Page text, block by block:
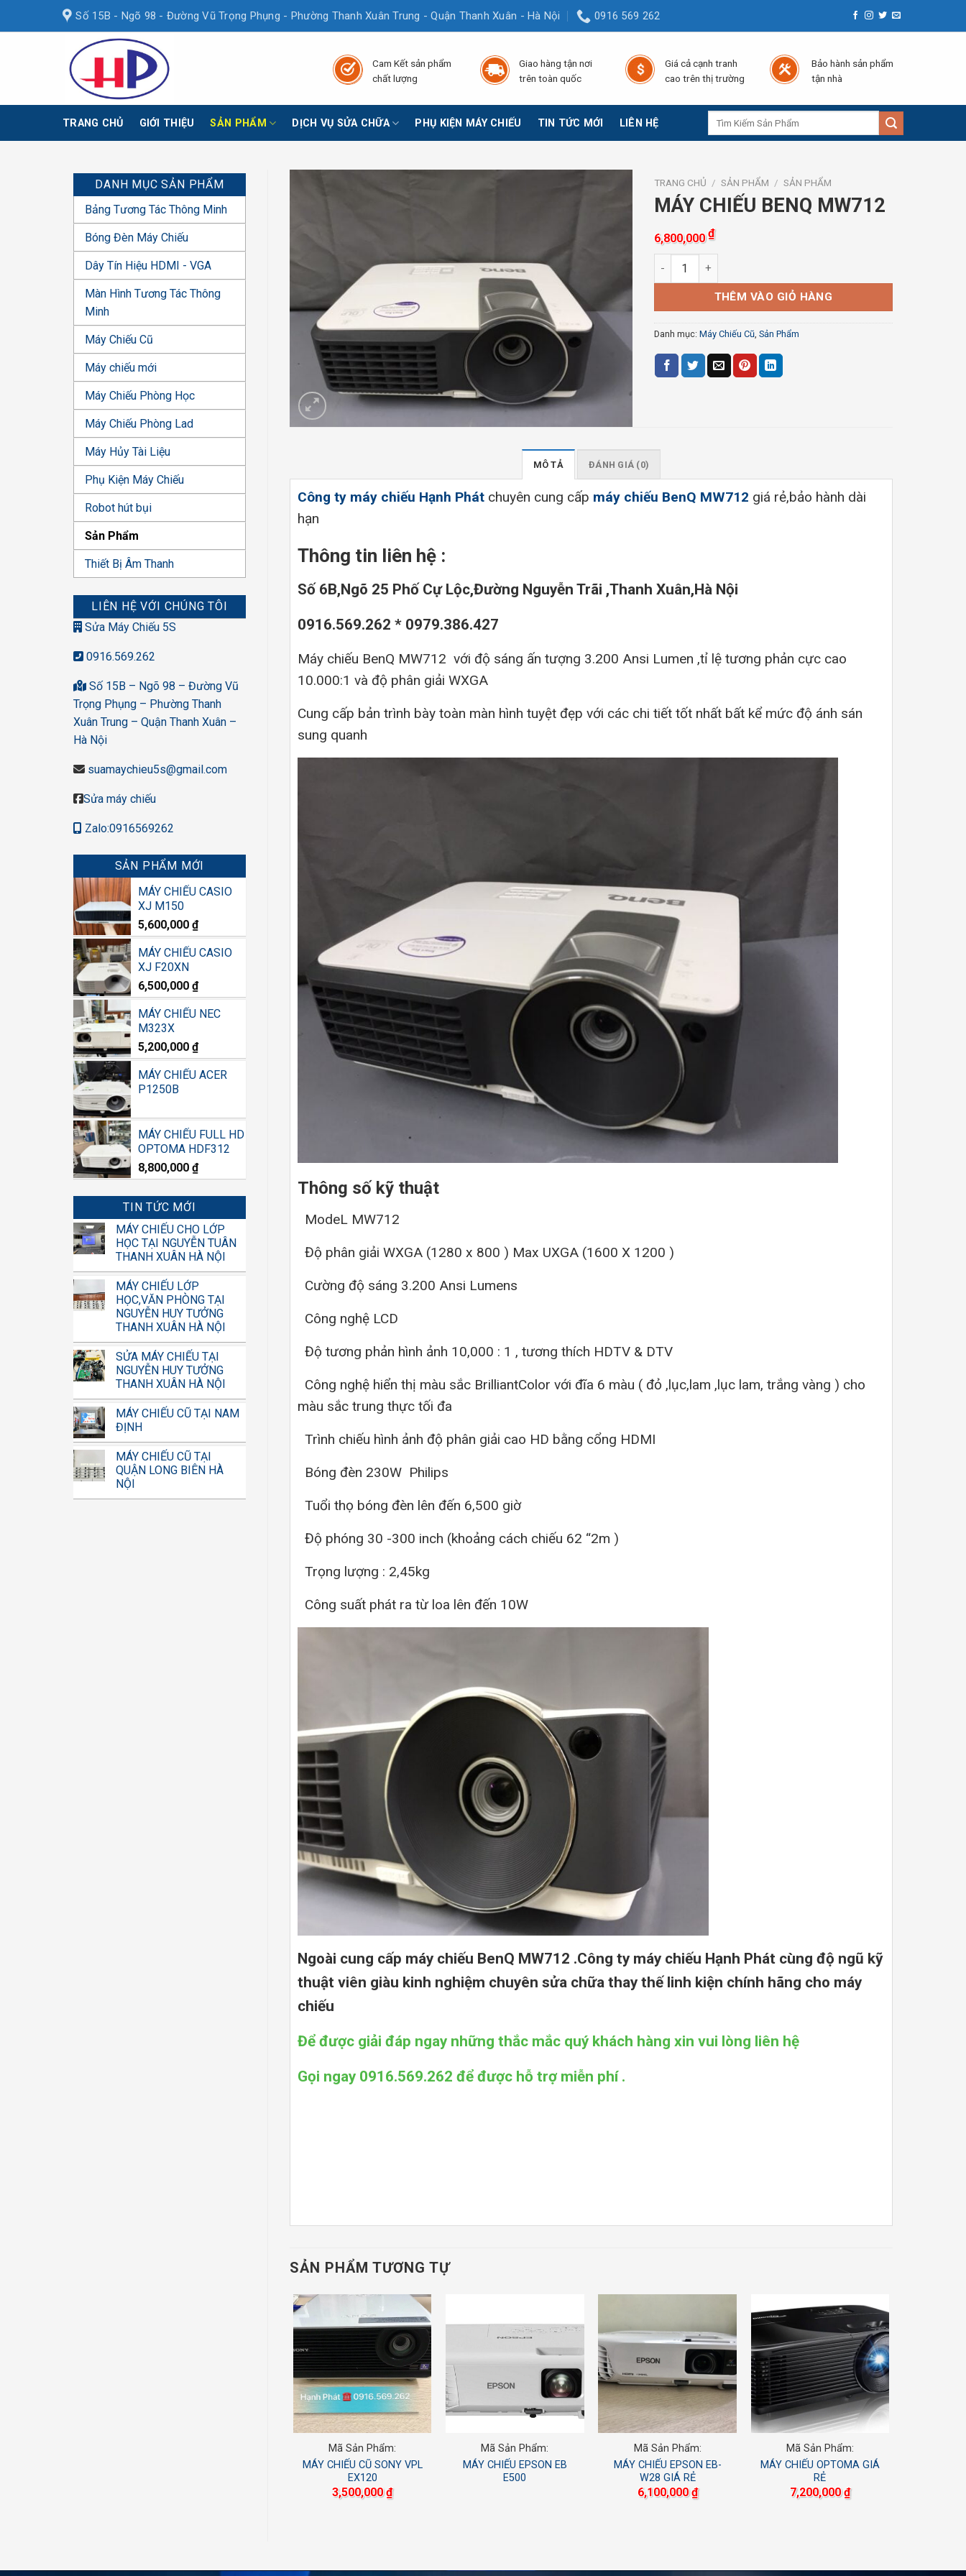
Số 15B - Ngõ 98 - Đường Vũ Trọng Phụng - Phường Thanh Xuân Trung - Quận Thanh Xuân - Hà Nội 0916 569 262
Cam Kết sản phẩm
chất lượng
Giao hàng tận nơi
trên toàn quốc
Giá cả cạnh tranh
cao trên thị trường
Bảo hành sản phẩm
tận nhà
TRANG CHỦ GIỚI THIỆU SẢN PHẨM DỊCH VỤ SỬA CHỮA PHỤ KIỆN MÁY CHIẾU TIN TỨC MỚI LIÊN HỆ
DANH MỤC SẢN PHẨM
Bảng Tương Tác Thông Minh
Bóng Đèn Máy Chiếu
Dây Tín Hiệu HDMI - VGA
Màn Hình Tương Tác Thông
Minh
Máy Chiếu Cũ
Máy chiếu mới
Máy Chiếu Phòng Học
Máy Chiếu Phòng Lad
Máy Hủy Tài Liệu
Phụ Kiện Máy Chiếu
Robot hút bụi
Sản Phẩm
Thiết Bị Âm Thanh
LIÊN HỆ VỚI CHÚNG TÔI
Sửa Máy Chiếu 5S
0916.569.262
Số 15B – Ngõ 98 – Đường Vũ
Trọng Phụng – Phường Thanh
Xuân Trung – Quận Thanh Xuân –
Hà Nội
suamaychieu5s@gmail.com
Sửa máy chiếu
Zalo:0916569262
SẢN PHẨM MỚI
MÁY CHIẾU CASIO
XJ M150
5,600,000 ₫
MÁY CHIẾU CASIO
XJ F20XN
6,500,000 ₫
MÁY CHIẾU NEC
M323X
5,200,000 ₫
MÁY CHIẾU ACER
P1250B
MÁY CHIẾU FULL HD
OPTOMA HDF312
8,800,000 ₫
TIN TỨC MỚI
MÁY CHIẾU CHO LỚP
HỌC TẠI NGUYỄN TUÂN
THANH XUÂN HÀ NỘI
MÁY CHIẾU LỚP
HỌC,VĂN PHÒNG TẠI
NGUYỄN HUY TƯỞNG
THANH XUÂN HÀ NỘI
SỬA MÁY CHIẾU TẠI
NGUYỄN HUY TƯỞNG
THANH XUÂN HÀ NỘI
MÁY CHIẾU CŨ TẠI NAM
ĐỊNH
MÁY CHIẾU CŨ TẠI
QUẬN LONG BIÊN HÀ
NỘI
TRANG CHỦ / SẢN PHẨM / SẢN PHẨM
MÁY CHIẾU BENQ MW712
6,800,000₫
MÁY CHIẾU BENQ MW712 số lượng
THÊM VÀO GIỎ HÀNG
Danh mục: Máy Chiếu Cũ, Sản Phẩm
MÔ TẢ ĐÁNH GIÁ (0)
Công ty máy chiếu Hạnh Phát chuyên cung cấp máy chiếu BenQ MW712 giá rẻ,bảo hành dài
hạn
Thông tin liên hệ :
Số 6B,Ngõ 25 Phố Cự Lộc,Đường Nguyễn Trãi ,Thanh Xuân,Hà Nội
0916.569.262 * 0979.386.427
Máy chiếu BenQ MW712 với độ sáng ấn tượng 3.200 Ansi Lumen ,tỉ lệ tương phản cực cao
10.000:1 và độ phân giải WXGA
Cung cấp bản trình bày toàn màn hình tuyệt đẹp với các chi tiết tốt nhất bất kể mức độ ánh sán
sung quanh
Thông số kỹ thuật
ModeL MW712
Độ phân giải WXGA (1280 x 800 ) Max UXGA (1600 X 1200 )
Cường độ sáng 3.200 Ansi Lumens
Công nghệ LCD
Độ tương phản hình ảnh 10,000 : 1 , tương thích HDTV & DTV
Công nghệ hiển thị màu sắc BrilliantColor với đĩa 6 màu ( đỏ ,lục,lam ,lục lam, trắng vàng ) cho
màu sắc trung thực tối đa
Trình chiếu hình ảnh độ phân giải cao HD bằng cổng HDMI
Bóng đèn 230W Philips
Tuổi thọ bóng đèn lên đến 6,500 giờ
Độ phóng 30 -300 inch (khoảng cách chiếu 62 “2m )
Trọng lượng : 2,45kg
Công suất phát ra từ loa lên đến 10W
Ngoài cung cấp máy chiếu BenQ MW712 .Công ty máy chiếu Hạnh Phát cùng độ ngũ kỹ
thuật viên giàu kinh nghiệm chuyên sửa chữa thay thế linh kiện chính hãng cho máy
chiếu
Để được giải đáp ngay những thắc mắc quý khách hàng xin vui lòng liên hệ
Gọi ngay 0916.569.262 để được hỗ trợ miễn phí .
SẢN PHẨM TƯƠNG TỰ
Mã Sản Phẩm:
MÁY CHIẾU CŨ SONY VPL
EX120
3,500,000₫
Mã Sản Phẩm:
MÁY CHIẾU EPSON EB
E500
Mã Sản Phẩm:
MÁY CHIẾU EPSON EB-
W28 GIÁ RẺ
6,100,000₫
Mã Sản Phẩm:
MÁY CHIẾU OPTOMA GIÁ
RẺ
7,200,000₫